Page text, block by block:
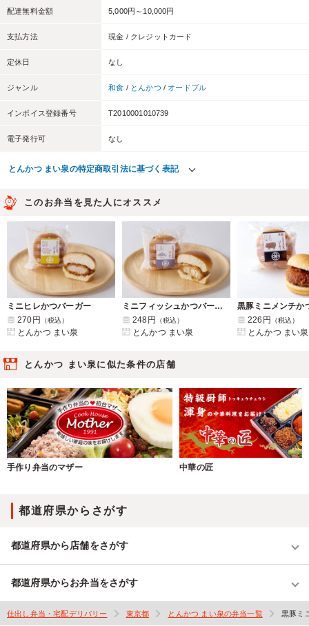
配達無料金額 5,000円～10,000円
支払方法 現金 / クレジットカード
定休日 なし
ジャンル 和食 / とんかつ / オードブル
インボイス登録番号 T2010001010739
電子発行可 なし
とんかつ まい泉の特定商取引法に基づく表記
このお弁当を見た人にオススメ
ミニヒレかつバーガー
270円 （税込）
とんかつ まい泉
ミニフィッシュかつバーガー
248円 （税込）
とんかつ まい泉
226円 （税込）
とんかつ まい
とんかつ まい泉に似た条件の店舗
手作り弁当のマザー 中華の匠
都道府県からさがす
都道府県から店舗をさがす
都道府県からお弁当をさがす
仕出し弁当・宅配デリバリー 東京都 とんかつ まい泉の弁当一覧 黒豚ミ